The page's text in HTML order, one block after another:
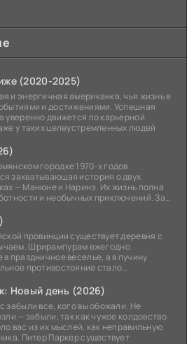
(2020-2025)
и энергичная американка, чья жизнь в
и достижениями. Успешная
уверенно движется по карьерной
у таких целеустремленных людей
городке 1970-х годов
захватывающая история о двух
— Манюне и Наринэ. Их жизнь полна
и необычных приключений. За
провинции существует деревня с
Шрирампурам ежегодно
в праздничное веселье, а в пучину
противостояние стало
Новый день (2026)
забыли все, кого вы обожали. Не
— забыли, так как чужое колдовство
вас из их мыслей, как неправильную
Питер Паркер существует